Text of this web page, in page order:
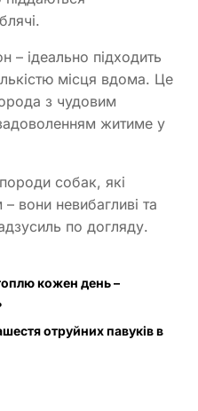
– ідеально підходить
місця вдома. Це
з чудовим
житиме у
собак, які
вони невибагливі та
по догляду.
кожен день –
отруйних павуків в